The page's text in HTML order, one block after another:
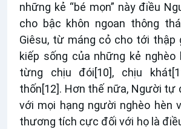
những kẻ “bé mọn” này điều
cho bậc khôn ngoan thông
Giêsu, từ máng cỏ cho tới thập
kiếp sống của những kẻ nghèo
từng chịu đói[10], chịu khát
thốn[12]. Hơn thế nữa, Người tự
với mọi hạng người nghèo hèn
thương tích cực đối với họ là